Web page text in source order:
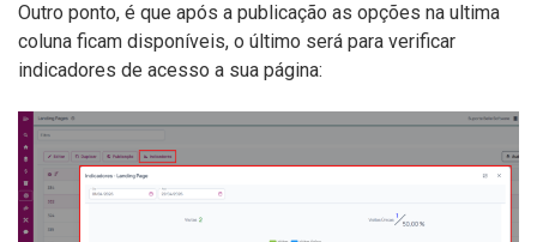
Outro ponto, é que após a publicação as opções na ultima
coluna ficam disponíveis, o último será para verificar
indicadores de acesso a sua página: